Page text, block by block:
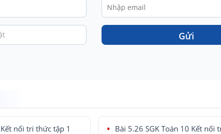
Gửi
nối tri thức tập 1 Bài 5.26 SGK Toán 10 Kết nối